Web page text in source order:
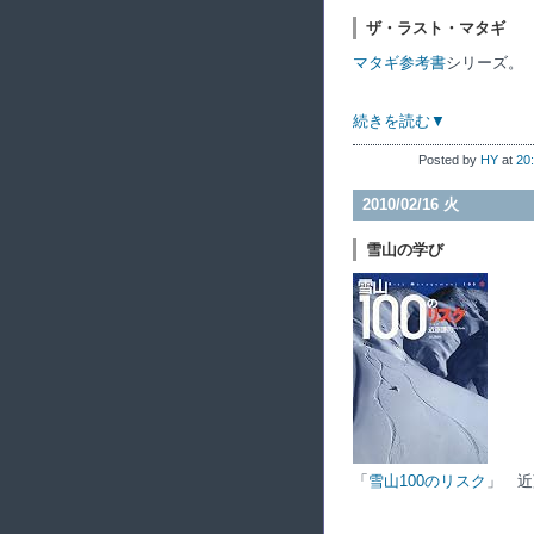
ザ・ラスト・マタギ
マタギ参考書シリーズ。
続きを読む▼
Posted by HY at
2010/02/16 火
雪山の学び
「 雪山100のリスク 」 近